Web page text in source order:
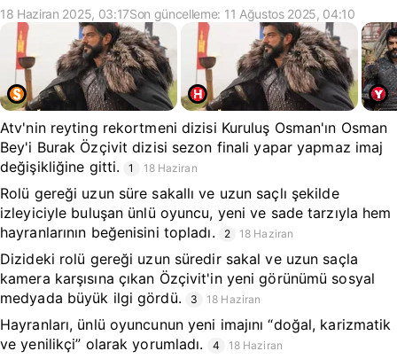
18 Haziran 2025, 03:17Son güncelleme: 11 Ağustos 2025, 04:10
Atv'nin reyting rekortmeni dizisi Kuruluş Osman'ın Osman
Bey'i Burak Özçivit dizisi sezon finali yapar yapmaz imaj
değişikliğine gitti.
1 18 Haziran
Rolü gereği uzun süre sakallı ve uzun saçlı şekilde
izleyiciyle buluşan ünlü oyuncu, yeni ve sade tarzıyla hem
hayranlarının beğenisini topladı.
2 18 Haziran
Dizideki rolü gereği uzun süredir sakal ve uzun saçla
kamera karşısına çıkan Özçivit'in yeni görünümü sosyal
medyada büyük ilgi gördü.
3 18 Haziran
Hayranları, ünlü oyuncunun yeni imajını “doğal, karizmatik
ve yenilikçi” olarak yorumladı.
4 18 Haziran